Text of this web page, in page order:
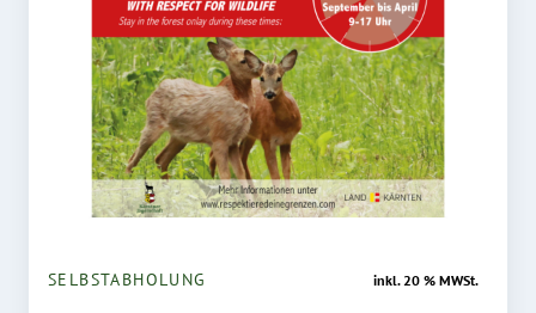
SELBSTABHOLUNG inkl. 20 % MWSt.